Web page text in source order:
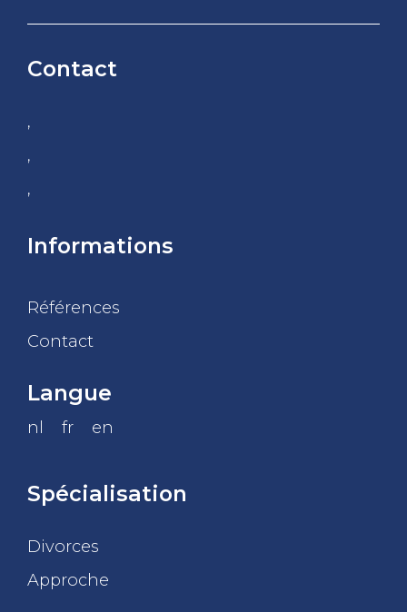
Contact
,
,
,
Informations
Références
Contact
Langue
nl fr en
Spécialisation
Divorces
Approche